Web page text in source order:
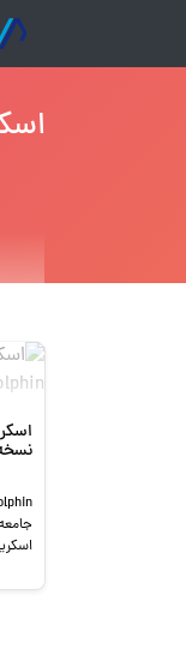
نسخه